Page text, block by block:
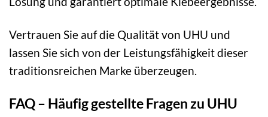
Vertrauen Sie auf die Qualität von UHU und
lassen Sie sich von der Leistungsfähigkeit dieser
traditionsreichen Marke überzeugen.
FAQ – Häufig gestellte Fragen zu UHU